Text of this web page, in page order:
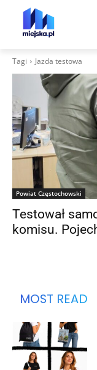
Tagi Jazda testowa
Powiat Częstochowski
Testował
komisu.
MOST READ